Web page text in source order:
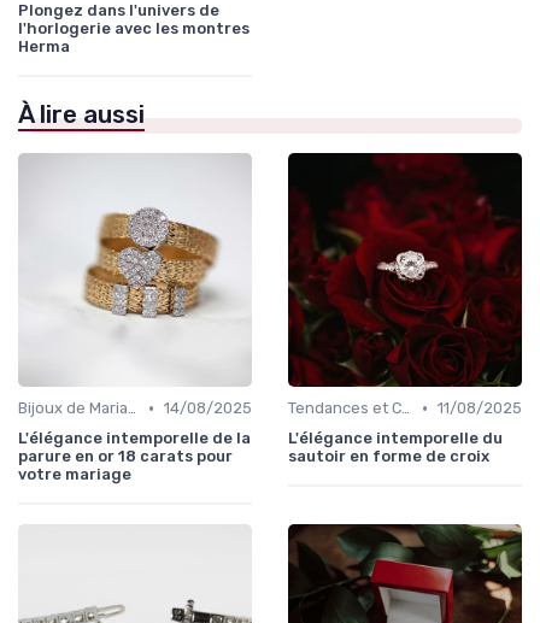
Plongez dans l'univers de
l'horlogerie avec les montres
Herma
À lire aussi
Bijoux de Mariage et de Fiançailles • 14/08/2025
L'élégance intemporelle de la
parure en or 18 carats pour
votre mariage
Tendances et Conseils de Style • 11/08/2025
L'élégance intemporelle du
sautoir en forme de croix